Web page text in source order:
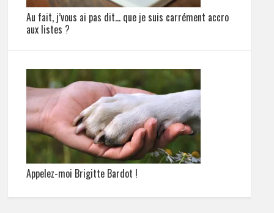
Au fait, j’vous ai pas dit… que je suis carrément accro
aux listes ?
Appelez-moi Brigitte Bardot !